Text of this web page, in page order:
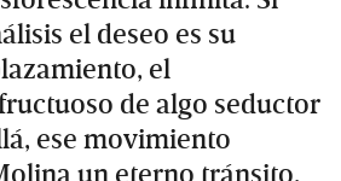
el deseo es su
el
de algo seductor
ese movimiento